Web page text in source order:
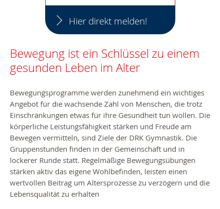
Hier direkt melden!
Bewegung ist ein Schlüssel zu einem
gesunden Leben im Alter
Bewegungsprogramme werden zunehmend ein wichtiges
Angebot für die wachsende Zahl von Menschen, die trotz
Einschränkungen etwas für ihre Gesundheit tun wollen. Die
körperliche Leistungsfähigkeit stärken und Freude am
Bewegen vermitteln, sind Ziele der DRK Gymnastik. Die
Gruppenstunden finden in der Gemeinschaft und in
lockerer Runde statt. Regelmäßige Bewegungsübungen
stärken aktiv das eigene Wohlbefinden, leisten einen
wertvollen Beitrag um Altersprozesse zu verzögern und die
Lebensqualität zu erhalten